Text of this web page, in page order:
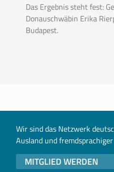
Das Ergebnis steht fest:
Donauschwäbin Erika
Budapest.
Wir sind das Netzwerk
Ausland und
MITGLIED WERDEN